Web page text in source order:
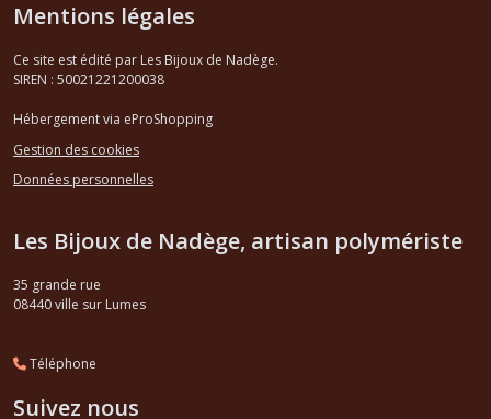
Mentions légales
Ce site est édité par Les Bijoux de Nadège.
SIREN : 50021221200038
Hébergement via eProShopping
Gestion des cookies
Données personnelles
Les Bijoux de Nadège, artisan polymériste
35 grande rue
08440ville sur Lumes
Téléphone
Suivez nous